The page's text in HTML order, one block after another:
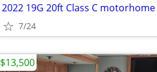
2022 19G 20ft Class C motorhome
7/24
$13,500